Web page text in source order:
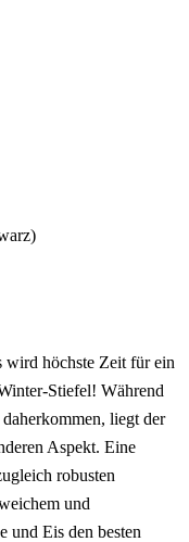
wird höchste Zeit für ein
Stiefel! Während
liegt der
Aspekt. Eine
robusten
und
und Eis den besten